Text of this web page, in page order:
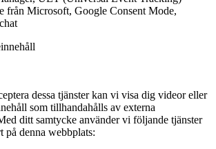
från Microsoft, Google Consent Mode,
dessa tjänster kan vi visa dig videor eller
som tillhandahålls av externa
ditt samtycke använder vi följande tjänster
på denna webbplats: